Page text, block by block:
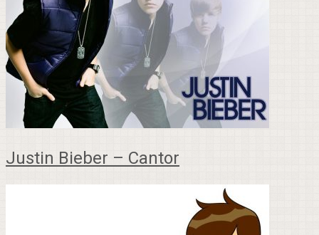
Justin Bieber – Cantor